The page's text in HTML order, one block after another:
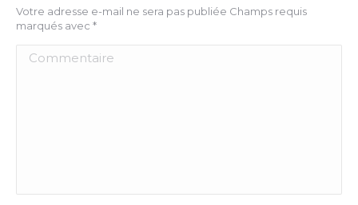
Votre adresse e-mail ne sera pas publiée Champs requis
marqués avec *
Commentaire